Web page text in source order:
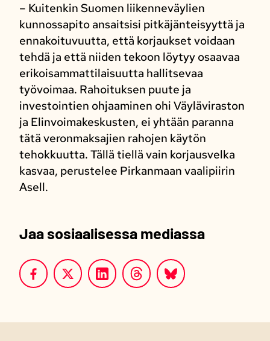
– Kuitenkin Suomen liikenneväylien
kunnossapito ansaitsisi pitkäjänteisyyttä ja
ennakoituvuutta, että korjaukset voidaan
tehdä ja että niiden tekoon löytyy osaavaa
erikoisammattilaisuutta hallitsevaa
työvoimaa. Rahoituksen puute ja
investointien ohjaaminen ohi Väyläviraston
ja Elinvoimakeskusten, ei yhtään paranna
tätä veronmaksajien rahojen käytön
tehokkuutta. Tällä tiellä vain korjausvelka
kasvaa, perustelee Pirkanmaan vaalipiirin
Asell.
Jaa sosiaalisessa mediassa